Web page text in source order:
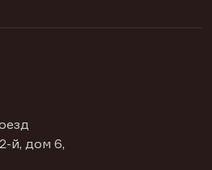
й, дом 6,